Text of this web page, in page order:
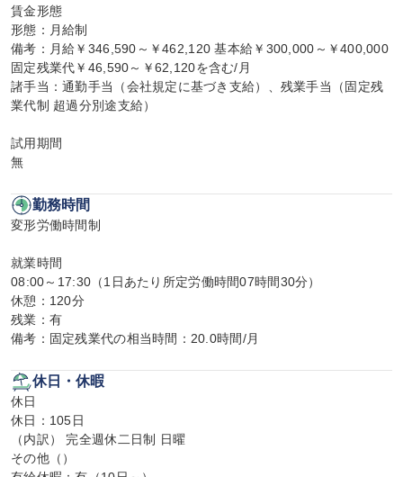
賃金形態
形態：月給制
備考：月給￥346,590～￥462,120 基本給￥300,000～￥400,000
固定残業代￥46,590～￥62,120を含む/月
諸手当：通勤手当（会社規定に基づき支給）、残業手当（固定残
業代制 超過分別途支給）
試用期間
無
勤務時間
変形労働時間制
就業時間
08:00～17:30（1日あたり所定労働時間07時間30分）
休憩：120分
残業：有
備考：固定残業代の相当時間：20.0時間/月
休日・休暇
休日
休日：105日
（内訳） 完全週休二日制 日曜
その他（）